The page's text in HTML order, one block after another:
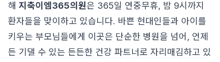
해 지축이엠365의원은 365일 연중무휴, 밤 9시까지
환자들을 맞이하고 있습니다. 바쁜 현대인들과 아이를
키우는 부모님들에게 이곳은 단순한 병원을 넘어, 언제
든 기댈 수 있는 든든한 건강 파트너로 자리매김하고 있